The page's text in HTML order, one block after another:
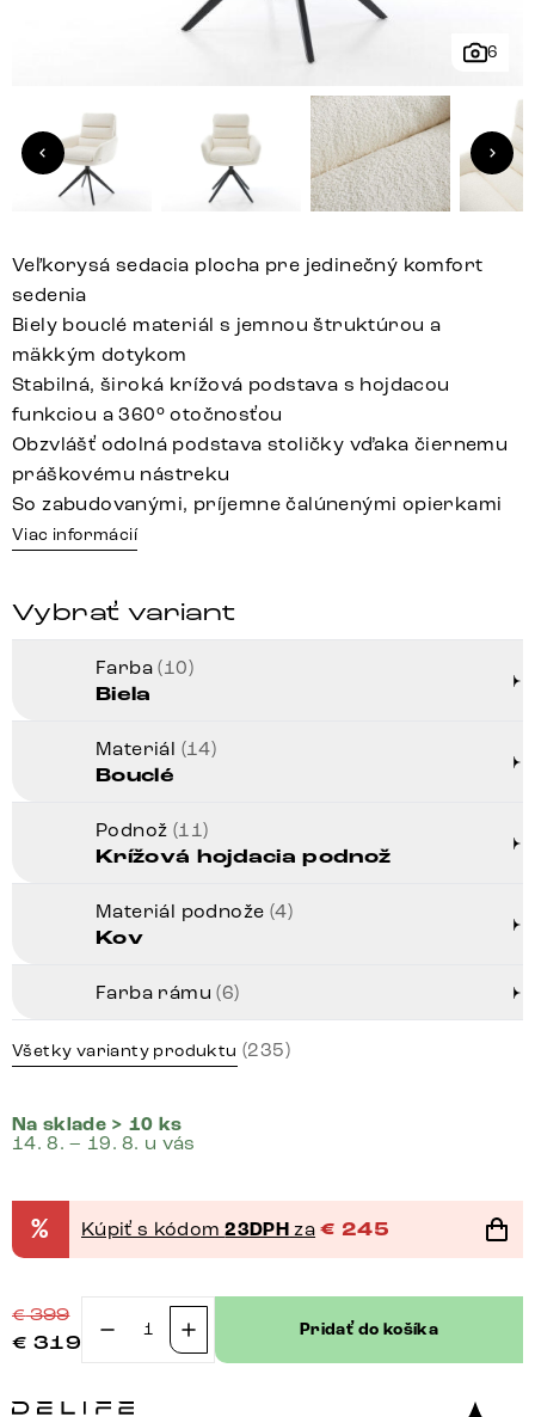
6
Veľkorysá sedacia plocha pre jedinečný komfort
sedenia
Biely bouclé materiál s jemnou štruktúrou a
mäkkým dotykom
Stabilná, široká krížová podstava s hojdacou
funkciou a 360° otočnosťou
Obzvlášť odolná podstava stoličky vďaka čiernemu
práškovému nástreku
So zabudovanými, príjemne čalúnenými opierkami
Viac informácií
Vybrať variant
Farba(10)
Biela
Materiál (14)
Bouclé
Podnož (11)
Krížová hojdacia podnož
Materiál podnože (4)
Kov
Farba rámu(6)
Všetky varianty produktu (235)
Na sklade > 10 ks
14. 8. – 19. 8. u vás
% Kúpiť s kódom23DPH za € 245
€399
€ 319
množstvo
jedálenská
Pridať do košíka